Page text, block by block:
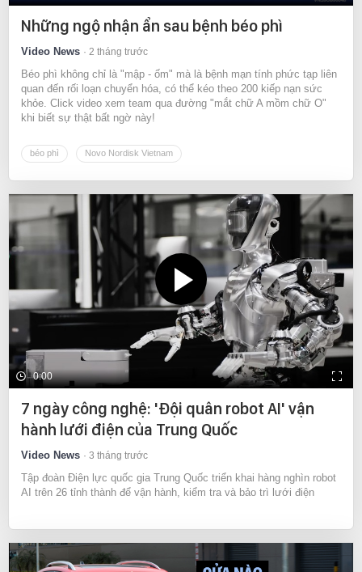
Những ngộ nhận ẩn sau bệnh béo phì
Video News 2 tháng trước
Béo phì không chỉ là "mập - ốm" mà là bệnh mạn tính phức tạp liên
quan đến rối loạn chuyển hóa, có thể kéo theo 200 kiếp nạn sức
khỏe. Click video xem team qua đường "mắt chữ A mồm chữ O"
khi biết sự thật bất ngờ này!
béo phì Novo Nordisk Vietnam
0:00
7 ngày công nghệ: 'Đội quân robot AI' vận
hành lưới điện của Trung Quốc
Video News 3 tháng trước
Tập đoàn Điện lực quốc gia Trung Quốc triển khai hàng nghìn robot
AI trên 26 tỉnh thành để vận hành, kiểm tra và bảo trì lưới điện